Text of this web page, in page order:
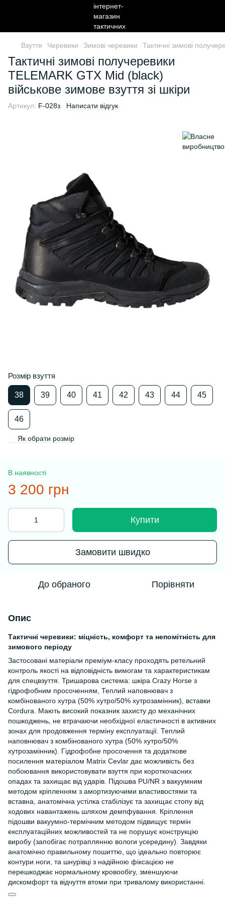
Взуття Черевики Зимові черевики Тактичні зимові
Тактичні зимові получеревики
TELEMARK GTX Mid (black)
військове зимове взуття зі шкіри
Артикул: F-028з Написати відгук
Розмір взуття
38 39 40 41 42 43 44 45
46
Як обрати розмір
В наявності
3 200 грн
Купити
Замовити швидко
До обраного Порівняти
Опис
Тактичні черевики: міцність, комфорт та непомітність для
зимового періоду
Застосовані матеріали преміум-класу проходять ретельний
контроль якості на відповідність вимогам та характеристикам
для спецвзуття. Тришарова система: шкіра Crazy Horse з
гідрофобним просоченням, Теплий наповнювач з
комбінованого хутра (50% хутро/50% хутрозамінник), вставки
Cordura. Мають високий показник захисту до механічних
пошкоджень, не втрачаючи необхідної еластичності в активних
зонах для продовження терміну експлуатації. Теплий
наповнювач з комбінованого хутра (50% хутро/50%
хутрозамінник). Гідрофобне просочення та додаткове
посилення матеріалом Matrix Cevlar дає можливість без
побоювання використовувати взуття при короткочасних
опадах та захищає від ударів. Підошва PU/NR з вакуумним
методом кріпленням з амортизуючими властивостями та
вставна, анатомічна устілка стабілізує та захищає стопу від
ходових навантажень шляхом демпфування. Кріплення
підошви вакуумно-термічним методом підвищує термін
експлуатаційних можливостей та не порушує конструкцію
виробу (запобігає потраплянню вологи усередину). Завдяки
анатомічно правильному пошиттю, що ідеально повторює
контури ноги, та шнурівці з надійною фіксацією не
перешкоджає нормальному кровообігу, зменшуючи
дискомфорт та відчуття втоми при тривалому використанні.